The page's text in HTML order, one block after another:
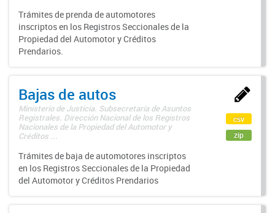
Trámites de prenda de automotores
inscriptos en los Registros Seccionales de la
Propiedad del Automotor y Créditos
Prendarios.
Bajas de autos
Ministerio de Justicia. Subsecretaría de Asuntos
Registrales. Dirección Nacional de los Registros
Nacionales de la Propiedad del Automotor y
Créditos ...
Trámites de baja de automotores inscriptos
en los Registros Seccionales de la Propiedad
del Automotor y Créditos Prendarios
csv
zip